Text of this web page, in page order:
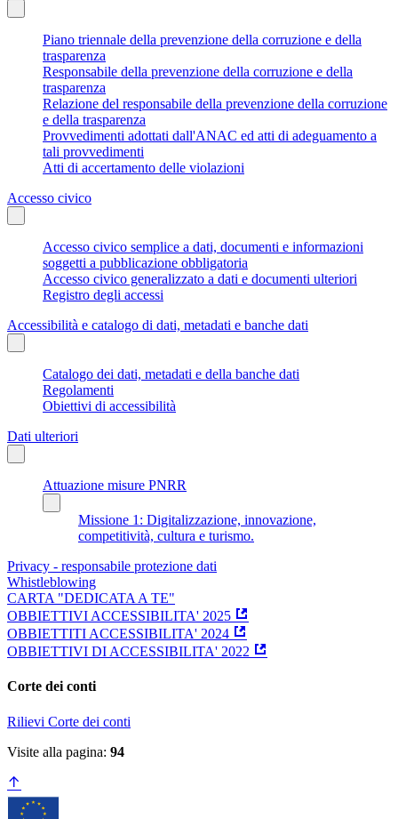
Piano triennale della prevenzione della corruzione e della
trasparenza
Responsabile della prevenzione della corruzione e della
trasparenza
Relazione del responsabile della prevenzione della corruzione
e della trasparenza
Provvedimenti adottati dall'ANAC ed atti di adeguamento a
tali provvedimenti
Atti di accertamento delle violazioni
Accesso civico
Accesso civico semplice a dati, documenti e informazioni
soggetti a pubblicazione obbligatoria
Accesso civico generalizzato a dati e documenti ulteriori
Registro degli accessi
Accessibilità e catalogo di dati, metadati e banche dati
Catalogo dei dati, metadati e della banche dati
Regolamenti
Obiettivi di accessibilità
Dati ulteriori
Attuazione misure PNRR
Missione 1: Digitalizzazione, innovazione,
competitività, cultura e turismo.
Privacy - responsabile protezione dati
Whistleblowing
CARTA "DEDICATA A TE"
OBBIETTIVI ACCESSIBILITA' 2025
OBBIETTITI ACCESSIBILITA' 2024
OBBIETTIVI DI ACCESSIBILITA' 2022
Corte dei conti
Rilievi Corte dei conti
Visite alla pagina: 94